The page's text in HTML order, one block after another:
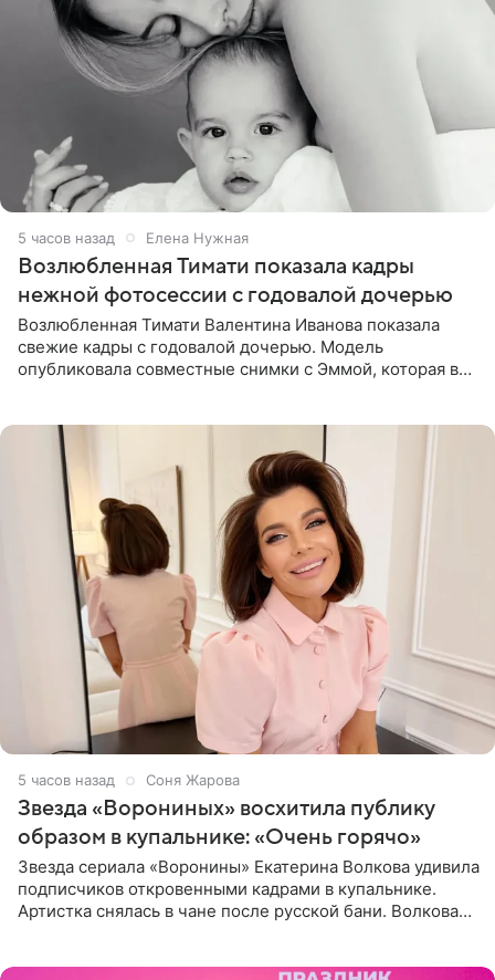
5 часов назад Елена Нужная
Возлюбленная Тимати показала кадры
нежной фотосессии с годовалой дочерью
Возлюбленная Тимати Валентина Иванова показала
свежие кадры с годовалой дочерью. Модель
опубликовала совместные снимки с Эммой, которая в
5 часов назад Соня Жарова
Звезда «Ворониных» восхитила публику
образом в купальнике: «Очень горячо»
Звезда сериала «Воронины» Екатерина Волкова удивила
подписчиков откровенными кадрами в купальнике.
Артистка снялась в чане после русской бани. Волкова